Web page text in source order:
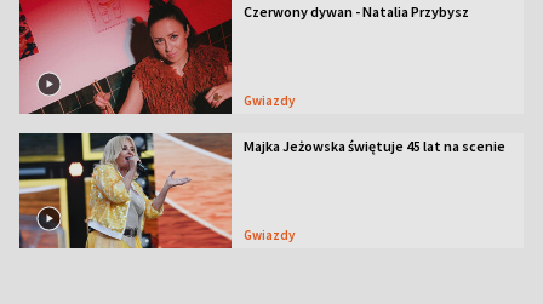
Czerwony dywan - Natalia Przybysz
Gwiazdy
Majka Jeżowska świętuje 45 lat na scenie
Gwiazdy